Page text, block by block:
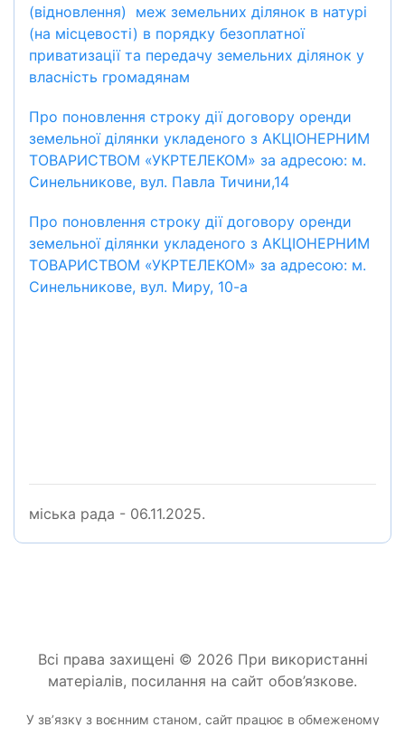
(відновлення) меж земельних ділянок в натурі
(на місцевості) в порядку безоплатної
приватизації та передачу земельних ділянок у
власність громадянам
Про поновлення строку дії договору оренди
земельної ділянки укладеного з АКЦІОНЕРНИМ
ТОВАРИСТВОМ «УКРТЕЛЕКОМ» за адресою: м.
Синельникове, вул. Павла Тичини,14
Про поновлення строку дії договору оренди
земельної ділянки укладеного з АКЦІОНЕРНИМ
ТОВАРИСТВОМ «УКРТЕЛЕКОМ» за адресою: м.
Синельникове, вул. Миру, 10-а
міська рада - 06.11.2025.
Всі права захищені © 2026 При використанні
матеріалів, посилання на сайт обов’язкове.
У звʼязку з воєнним станом, сайт працює в обмеженому